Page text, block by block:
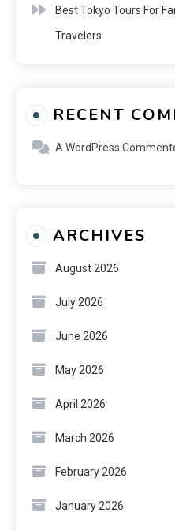
Best Tokyo Tours For
Travelers
RECENT
A WordPress
ARCHIVES
August 2026
July 2026
June 2026
May 2026
April 2026
March 2026
February 2026
January 2026